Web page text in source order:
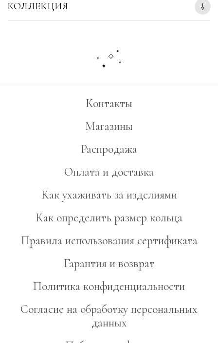
КОЛЛЕКЦИЯ
Контакты
Магазины
Распродажа
Оплата и доставка
Как ухаживать за изделиями
Как определить размер кольца
Правила использования сертификата
Гарантия и возврат
Политика конфиденциальности
Согласие на обработку персональных
данных